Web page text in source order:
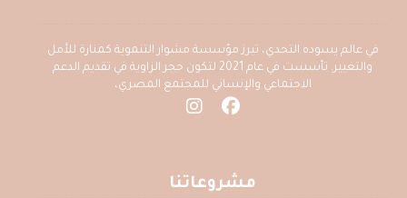
في عالم يسوده التحدي، تبرز مؤسسة مشوار التنموية كمنارة للأمل
والتغيير. تأسست في عام 2021 لتكون حجر الزاوية في تقديم الدعم
الاجتماعي والإنساني للمجتمع المصري،
مشروعاتنا